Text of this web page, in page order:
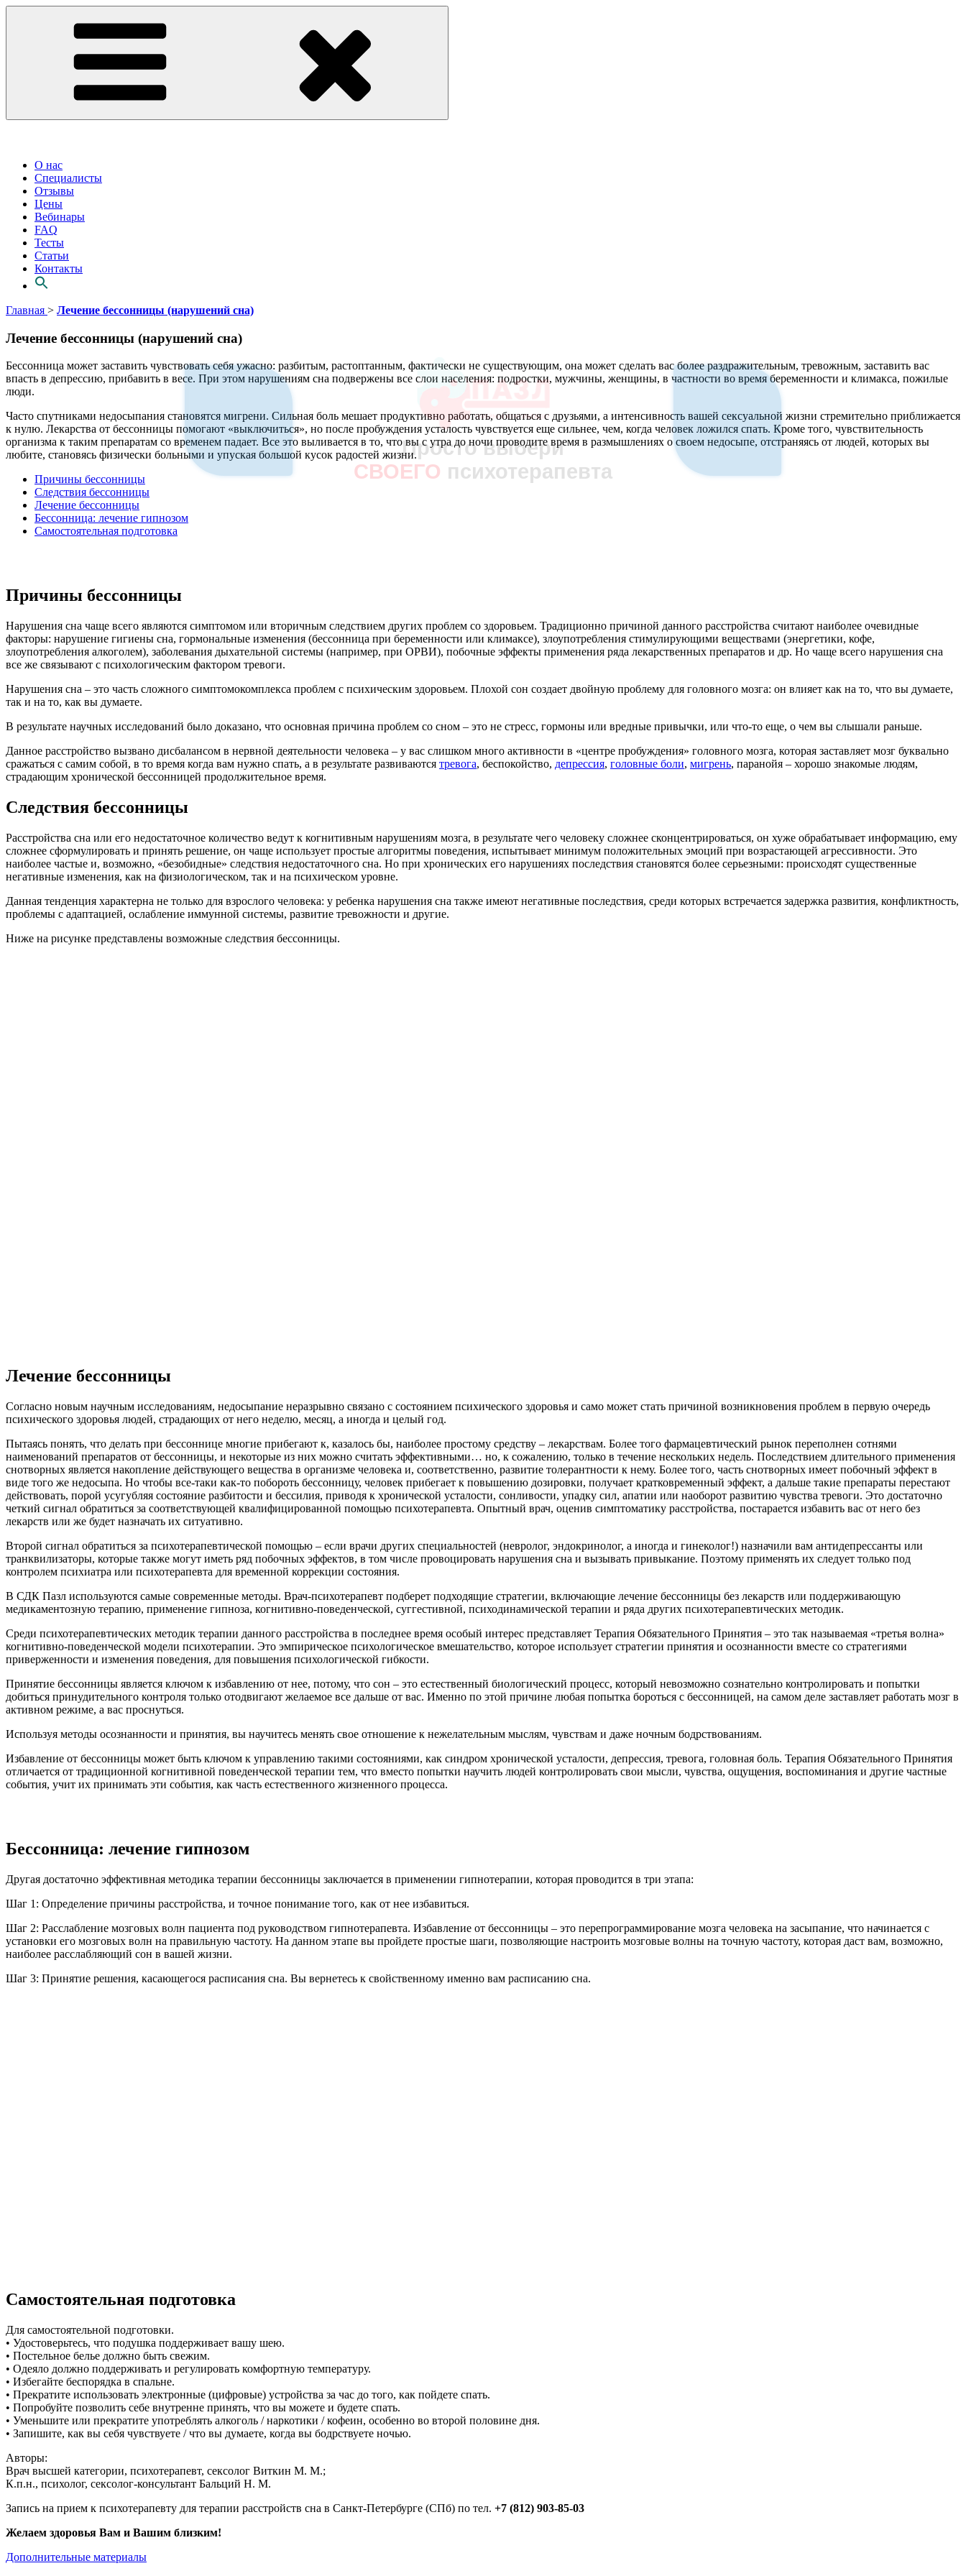
О нас
Специалисты
Отзывы
Цены
Вебинары
FAQ
Тесты
Статьи
Контакты
Перейти
содержимому
МЕДИЦИНСКИЙ ЦЕНТР
ПСИХОТЕРАПИИ
Просто выбери
СВОЕГО психотерапевта
Главная > Лечение бессонницы (нарушений сна)
Лечение бессонницы (нарушений сна)
Бессонница может заставить чувствовать себя ужасно: разбитым, растоптанным, фактически не существующим, она может сделать вас более раздражительным, тревожным, заставить вас
впасть в депрессию, прибавить в весе. При этом нарушениям сна подвержены все слои населения: подростки, мужчины, женщины, в частности во время беременности и климакса, пожилые
люди.
Часто спутниками недосыпания становятся мигрени. Сильная боль мешает продуктивно работать, общаться с друзьями, а интенсивность вашей сексуальной жизни стремительно приближается
к нулю. Лекарства от бессонницы помогают «выключиться», но после пробуждения усталость чувствуется еще сильнее, чем, когда человек ложился спать. Кроме того, чувствительность
организма к таким препаратам со временем падает. Все это выливается в то, что вы с утра до ночи проводите время в размышлениях о своем недосыпе, отстраняясь от людей, которых вы
любите, становясь физически больными и упуская большой кусок радостей жизни.
Причины бессонницы
Следствия бессонницы
Лечение бессонницы
Бессонница: лечение гипнозом
Самостоятельная подготовка
Причины бессонницы
Нарушения сна чаще всего являются симптомом или вторичным следствием других проблем со здоровьем. Традиционно причиной данного расстройства считают наиболее очевидные
факторы: нарушение гигиены сна, гормональные изменения (бессонница при беременности или климаксе), злоупотребления стимулирующими веществами (энергетики, кофе,
злоупотребления алкоголем), заболевания дыхательной системы (например, при ОРВИ), побочные эффекты применения ряда лекарственных препаратов и др. Но чаще всего нарушения сна
все же связывают с психологическим фактором тревоги.
Нарушения сна – это часть сложного симптомокомплекса проблем с психическим здоровьем. Плохой сон создает двойную проблему для головного мозга: он влияет как на то, что вы думаете,
так и на то, как вы думаете.
В результате научных исследований было доказано, что основная причина проблем со сном – это не стресс, гормоны или вредные привычки, или что-то еще, о чем вы слышали раньше.
Данное расстройство вызвано дисбалансом в нервной деятельности человека – у вас слишком много активности в «центре пробуждения» головного мозга, которая заставляет мозг буквально
сражаться с самим собой, в то время когда вам нужно спать, а в результате развиваются тревога, беспокойство, депрессия, головные боли, мигрень, паранойя – хорошо знакомые людям,
страдающим хронической бессонницей продолжительное время.
Следствия бессонницы
Расстройства сна или его недостаточное количество ведут к когнитивным нарушениям мозга, в результате чего человеку сложнее сконцентрироваться, он хуже обрабатывает информацию, ему
сложнее сформулировать и принять решение, он чаще использует простые алгоритмы поведения, испытывает минимум положительных эмоций при возрастающей агрессивности. Это
наиболее частые и, возможно, «безобидные» следствия недостаточного сна. Но при хронических его нарушениях последствия становятся более серьезными: происходят существенные
негативные изменения, как на физиологическом, так и на психическом уровне.
Данная тенденция характерна не только для взрослого человека: у ребенка нарушения сна также имеют негативные последствия, среди которых встречается задержка развития, конфликтность,
проблемы с адаптацией, ослабление иммунной системы, развитие тревожности и другие.
Ниже на рисунке представлены возможные следствия бессонницы.
Лечение бессонницы
Согласно новым научным исследованиям, недосыпание неразрывно связано с состоянием психического здоровья и само может стать причиной возникновения проблем в первую очередь
психического здоровья людей, страдающих от него неделю, месяц, а иногда и целый год.
Пытаясь понять, что делать при бессоннице многие прибегают к, казалось бы, наиболее простому средству – лекарствам. Более того фармацевтический рынок переполнен сотнями
наименований препаратов от бессонницы, и некоторые из них можно считать эффективными… но, к сожалению, только в течение нескольких недель. Последствием длительного применения
снотворных является накопление действующего вещества в организме человека и, соответственно, развитие толерантности к нему. Более того, часть снотворных имеет побочный эффект в
виде того же недосыпа. Но чтобы все-таки как-то побороть бессонницу, человек прибегает к повышению дозировки, получает кратковременный эффект, а дальше такие препараты перестают
действовать, порой усугубляя состояние разбитости и бессилия, приводя к хронической усталости, сонливости, упадку сил, апатии или наоборот развитию чувства тревоги. Это достаточно
четкий сигнал обратиться за соответствующей квалифицированной помощью психотерапевта. Опытный врач, оценив симптоматику расстройства, постарается избавить вас от него без
лекарств или же будет назначать их ситуативно.
Второй сигнал обратиться за психотерапевтической помощью – если врачи других специальностей (невролог, эндокринолог, а иногда и гинеколог!) назначили вам антидепрессанты или
транквилизаторы, которые также могут иметь ряд побочных эффектов, в том числе провоцировать нарушения сна и вызывать привыкание. Поэтому применять их следует только под
контролем психиатра или психотерапевта для временной коррекции состояния.
В СДК Пазл используются самые современные методы. Врач-психотерапевт подберет подходящие стратегии, включающие лечение бессонницы без лекарств или поддерживающую
медикаментозную терапию, применение гипноза, когнитивно-поведенческой, суггестивной, психодинамической терапии и ряда других психотерапевтических методик.
Среди психотерапевтических методик терапии данного расстройства в последнее время особый интерес представляет Терапия Обязательного Принятия – это так называемая «третья волна»
когнитивно-поведенческой модели психотерапии. Это эмпирическое психологическое вмешательство, которое использует стратегии принятия и осознанности вместе со стратегиями
приверженности и изменения поведения, для повышения психологической гибкости.
Принятие бессонницы является ключом к избавлению от нее, потому, что сон – это естественный биологический процесс, который невозможно сознательно контролировать и попытки
добиться принудительного контроля только отодвигают желаемое все дальше от вас. Именно по этой причине любая попытка бороться с бессонницей, на самом деле заставляет работать мозг в
активном режиме, а вас проснуться.
Используя методы осознанности и принятия, вы научитесь менять свое отношение к нежелательным мыслям, чувствам и даже ночным бодрствованиям.
Избавление от бессонницы может быть ключом к управлению такими состояниями, как синдром хронической усталости, депрессия, тревога, головная боль. Терапия Обязательного Принятия
отличается от традиционной когнитивной поведенческой терапии тем, что вместо попытки научить людей контролировать свои мысли, чувства, ощущения, воспоминания и другие частные
события, учит их принимать эти события, как часть естественного жизненного процесса.
Бессонница: лечение гипнозом
Другая достаточно эффективная методика терапии бессонницы заключается в применении гипнотерапии, которая проводится в три этапа:
Шаг 1: Определение причины расстройства, и точное понимание того, как от нее избавиться.
Шаг 2: Расслабление мозговых волн пациента под руководством гипнотерапевта. Избавление от бессонницы – это перепрограммирование мозга человека на засыпание, что начинается с
установки его мозговых волн на правильную частоту. На данном этапе вы пройдете простые шаги, позволяющие настроить мозговые волны на точную частоту, которая даст вам, возможно,
наиболее расслабляющий сон в вашей жизни.
Шаг 3: Принятие решения, касающегося расписания сна. Вы вернетесь к свойственному именно вам расписанию сна.
Самостоятельная подготовка
Для самостоятельной подготовки.
• Удостоверьтесь, что подушка поддерживает вашу шею.
• Постельное белье должно быть свежим.
• Одеяло должно поддерживать и регулировать комфортную температуру.
• Избегайте беспорядка в спальне.
• Прекратите использовать электронные (цифровые) устройства за час до того, как пойдете спать.
• Попробуйте позволить себе внутренне принять, что вы можете и будете спать.
• Уменьшите или прекратите употреблять алкоголь / наркотики / кофеин, особенно во второй половине дня.
• Запишите, как вы себя чувствуете / что вы думаете, когда вы бодрствуете ночью.
Авторы:
Врач высшей категории, психотерапевт, сексолог Виткин М. М.;
К.п.н., психолог, сексолог-консультант Бальций Н. М.
Запись на прием к психотерапевту для терапии расстройств сна в Санкт-Петербурге (СПб) по тел. +7 (812) 903-85-03
Желаем здоровья Вам и Вашим близким!
Дополнительные материалы